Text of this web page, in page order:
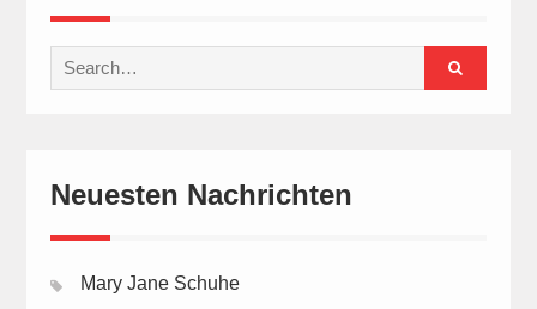
Search
for:
Neuesten Nachrichten
Mary Jane Schuhe